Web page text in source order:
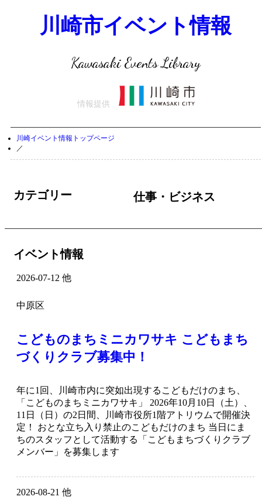
川崎市イベント情報
Kawasaki Events Library
情報提供
川崎イベント情報トップページ
／
カテゴリー 仕事・ビジネス
イベント情報
2026-07-12 他
中原区
こどものまちミニカワサキ こどもまち
づくりクラブ募集中！
年に1回、川崎市内に突如出現するこどもだけのまち、
「こどものまちミニカワサキ」 2026年10月10日（土）、
11日（日）の2日間、川崎市役所1階アトリウムで開催決
定！ おとな立ち入り禁止のこどもだけのまち 当日にま
ちのスタッフとして活動する「こどもまちづくりクラブ
メンバー」を募集します
2026-08-21 他